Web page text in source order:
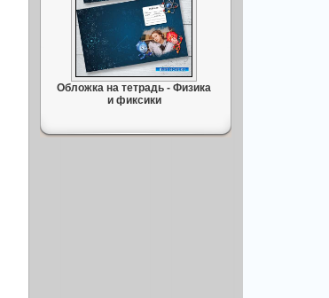
Обложка на тетрадь - Физика
и фиксики